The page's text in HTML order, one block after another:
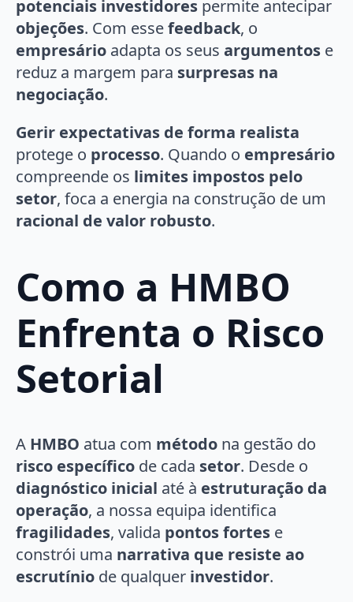
potenciais investidores permite antecipar
objeções. Com essefeedback, o
empresário adapta os seus argumentos e
reduz a margem para surpresas na
negociação.
Gerir expectativas de forma realista
protege o processo. Quando o empresário
compreende os limites impostos pelo
setor, foca a energia na construção de um
racional de valor robusto.
Como a HMBO
Enfrenta o Risco
Setorial
A HMBO atua com método na gestão do
risco específico de cada setor. Desde o
diagnóstico inicial até à estruturação da
operação, a nossa equipa identifica
fragilidades, valida pontos fortes e
constrói uma narrativa que resiste ao
escrutínio de qualquer investidor.